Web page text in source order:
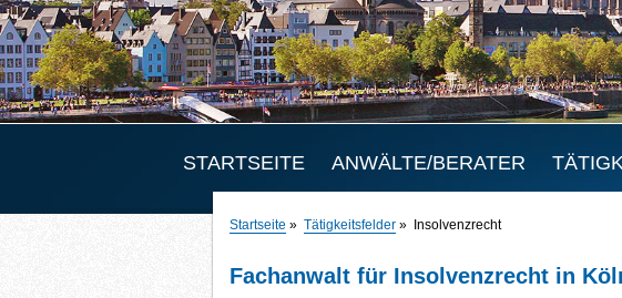
STARTSEITE ANWÄLTE/BERATER
Startseite » Tätigkeitsfelder » Insolvenzrecht
Fachanwalt für Insolvenzrecht in